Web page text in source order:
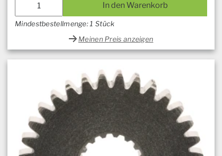
In den Warenkorb
Mindestbestellmenge: 1 Stück
Meinen Preis anzeigen